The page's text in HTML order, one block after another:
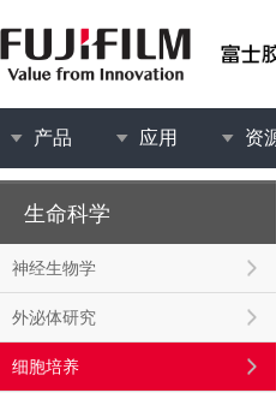
产品 应用 资
生命科学
神经生物学
外泌体研究
细胞培养